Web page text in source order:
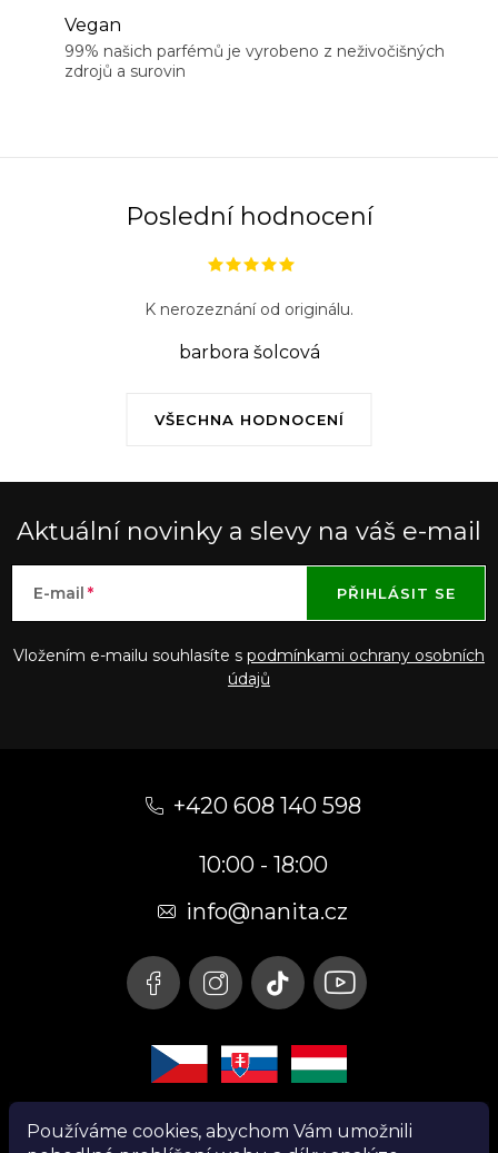
Používáme cookies, abychom Vám umožnili
Vegan
99% našich parfémů je vyrobeno z neživočišných
zdrojů a surovin
Poslední hodnocení
VŠECHNA HODNOCENÍ
K nerozeznání od originálu.
barbora šolcová
Aktuální novinky a slevy na váš e-mail
E-mail
Vložením e-mailu souhlasíte s podmínkami ochrany osobních
údajů
PŘIHLÁSIT SE
+420 608 140 598
10:00 - 18:00
info@nanita.cz